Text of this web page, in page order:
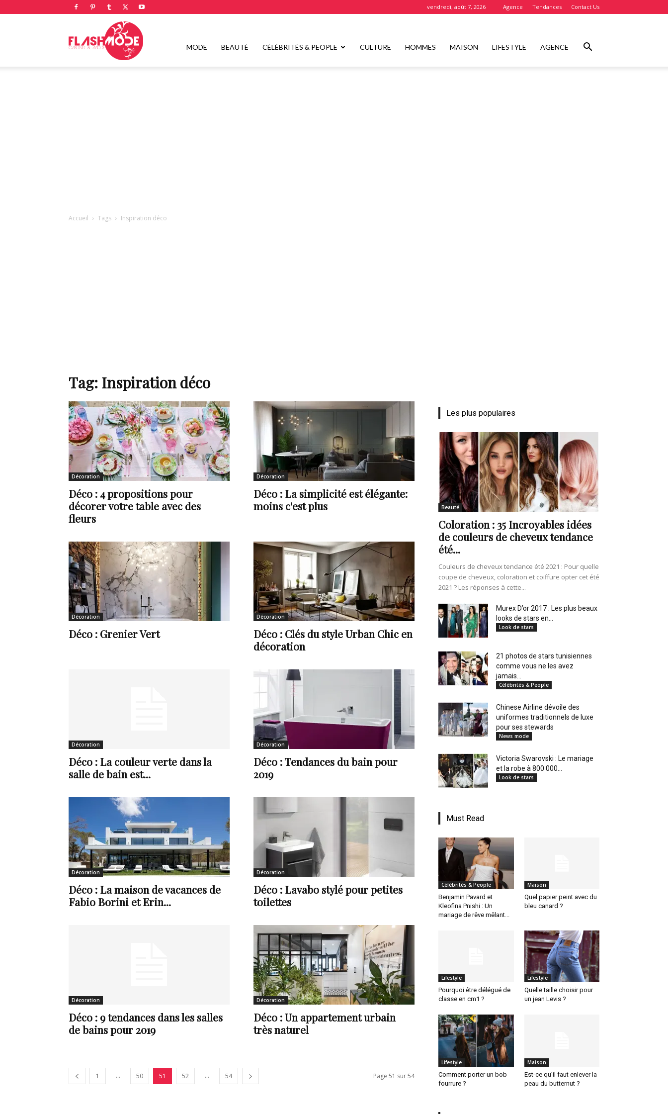
vendredi, août 7, 2026 Agence Tendances Contact Us
Flashmode
style
de
Numéro
un
et
au
Maghreb
MODE BEAUTÉ CÉLÉBRITÉS & PEOPLE CULTURE HOMMES MAISON LIFESTYLE AGENCE
Accueil Tags Inspiration déco
Tag: Inspiration déco
Décoration
Déco : 4 propositions pour
décorer votre table avec des
fleurs
Décoration
Déco : La simplicité est élégante:
moins c'est plus
Décoration
Déco : Grenier Vert
Décoration
Déco : Clés du style Urban Chic en
décoration
Décoration
Déco : La couleur verte dans la
salle de bain est...
Décoration
Déco : Tendances du bain pour
2019
Décoration
Déco : La maison de vacances de
Fabio Borini et Erin...
Décoration
Déco : Lavabo stylé pour petites
toilettes
Décoration
Déco : 9 tendances dans les salles
de bains pour 2019
Décoration
Déco : Un appartement urbain
très naturel
1 ... 50 51 52 ... 54 Page 51 sur 54
Les plus populaires
Beauté
Coloration : 35 Incroyables idées
de couleurs de cheveux tendance
été...
Couleurs de cheveux tendance été 2021 : Pour quelle
coupe de cheveux, coloration et coiffure opter cet été
2021 ? Les réponses à cette...
Murex D’or 2017 : Les plus beaux
looks de stars en...
Look de stars
21 photos de stars tunisiennes
comme vous ne les avez
jamais...
Célébrités & People
Chinese Airline dévoile des
uniformes traditionnels de luxe
pour ses stewards
News mode
Victoria Swarovski : Le mariage
et la robe à 800 000...
Look de stars
Must Read
Célébrités & People
Benjamin Pavard et
Kleofina Pnishi : Un
mariage de rêve mêlant...
Maison
Quel papier peint avec du
bleu canard ?
Lifestyle
Pourquoi être délégué de
classe en cm1 ?
Lifestyle
Quelle taille choisir pour
un jean Levis ?
Lifestyle
Comment porter un bob
fourrure ?
Maison
Est-ce qu’il faut enlever la
peau du butternut ?